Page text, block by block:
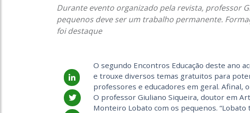
Durante evento organizado pela revista, professor
pequenos deve ser um trabalho permanente.
foi destaque
O segundo Encontros Educação deste ano
e trouxe diversos temas gratuitos para
professores e educadores em geral. Afinal,
O professor Giuliano Siqueira, doutor em
Monteiro Lobato com os pequenos.